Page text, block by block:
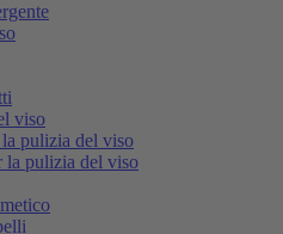
viso
la pulizia del viso
la pulizia del viso